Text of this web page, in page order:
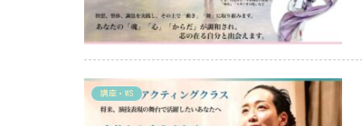
講座・WS